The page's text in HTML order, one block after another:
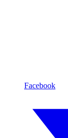
Facebook